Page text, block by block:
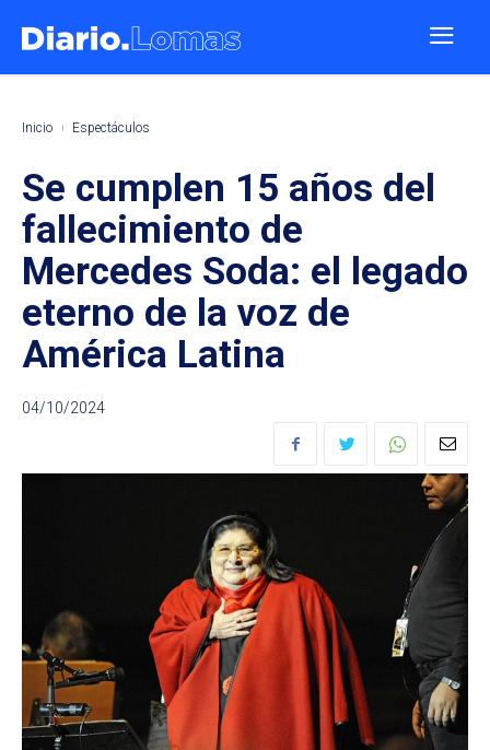
Inicio Espectáculos
Se cumplen 15 años del
fallecimiento de
Mercedes Soda: el legado
eterno de la voz de
América Latina
04/10/2024